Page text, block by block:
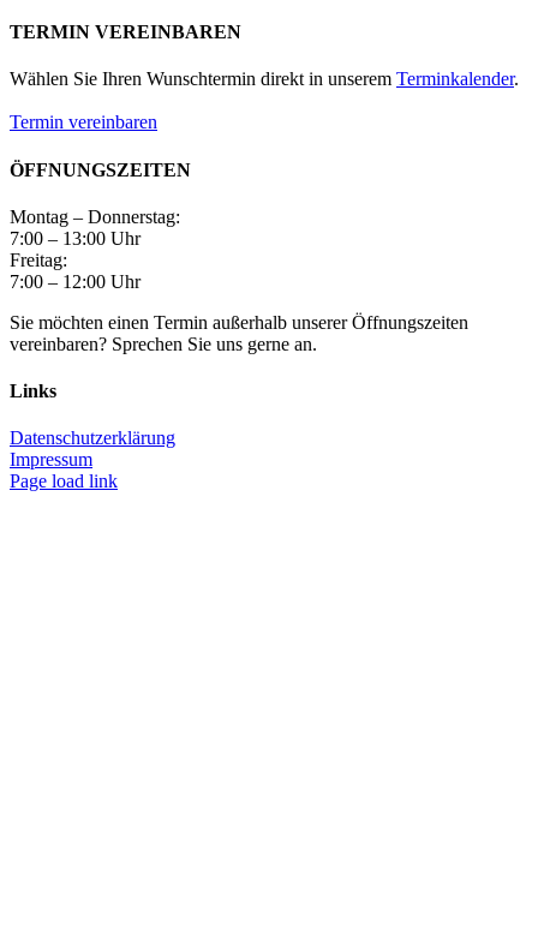
TERMIN VEREINBAREN
Wählen Sie Ihren Wunschtermin direkt in unserem Terminkalender.
Termin vereinbaren
ÖFFNUNGSZEITEN
Montag – Donnerstag:
7:00 – 13:00 Uhr
Freitag:
7:00 – 12:00 Uhr
Sie möchten einen Termin außerhalb unserer Öffnungszeiten
vereinbaren? Sprechen Sie uns gerne an.
Links
Datenschutzerklärung
Impressum
Page load link